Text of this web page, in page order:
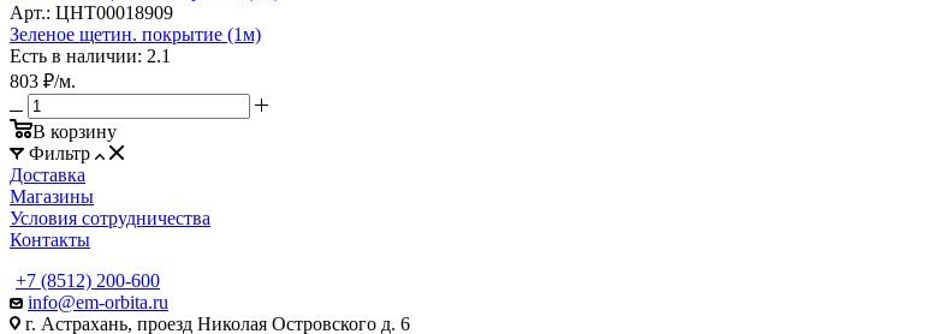
Арт.: ЦНТ00018909
Зеленое щетин. покрытие (1м)
Есть в наличии: 2.1
803 ₽/м.
В корзину
Фильтр
Доставка
Магазины
Условия сотрудничества
Контакты
+7 (8512) 200-600
info@em-orbita.ru
г. Астрахань, проезд Николая Островского д. 6